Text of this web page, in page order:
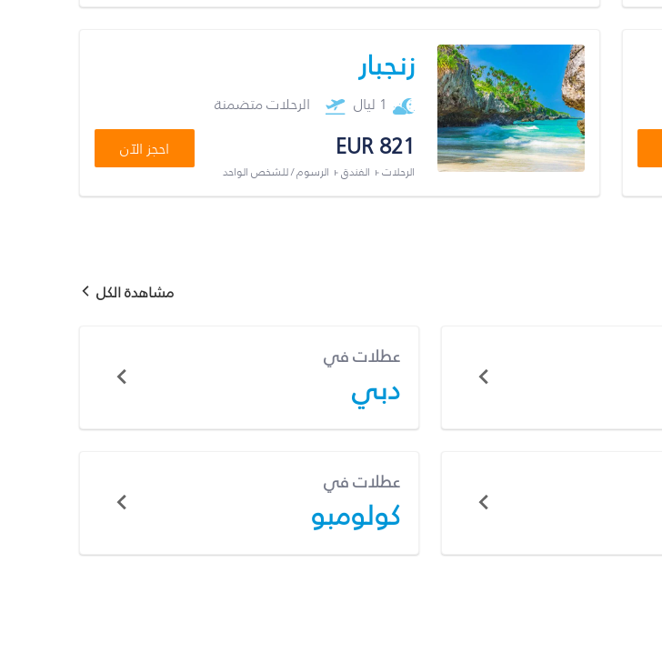
زنجبار
1 ليال الرحلات متضمنة
EUR 821
الرحلات + الفندق + الرسوم / للشخص الواحد
احجز الآن
مشاهدة الكل
عطلات في
دبي
عطلات في
كولومبو